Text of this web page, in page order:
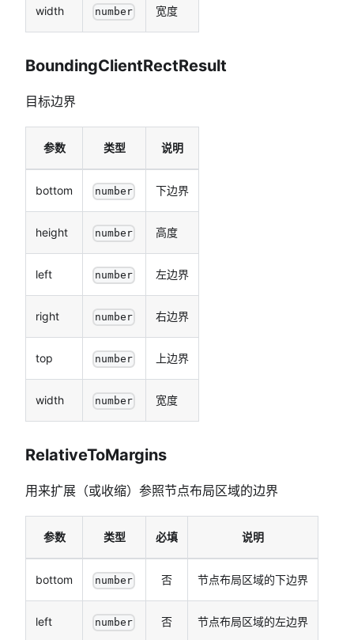
width number 宽度
BoundingClientRectResult
目标边界
参数 类型 说明
bottom number 下边界
height number 高度
left number 左边界
right number 右边界
top number 上边界
width number 宽度
RelativeToMargins
用来扩展（或收缩）参照节点布局区域的边界
参数 类型 必填 说明
bottom number 否 节点布局区域的下边界
left number 否 节点布局区域的左边界